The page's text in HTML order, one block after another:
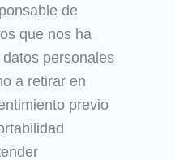
de
que nos ha
personales
a retirar en
previo